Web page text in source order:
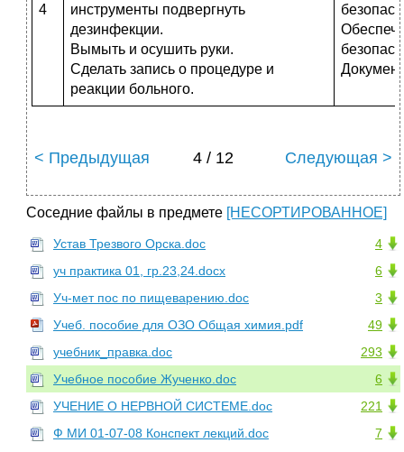
4
инструменты подвергнуть
дезинфекции.
Вымыть и осушить руки.
Сделать запись о процедуре и
реакции больного.
< Предыдущая 4 / 12 Следующая >
Соседние файлы в предмете [НЕСОРТИРОВАННОЕ]
4
Устав Трезвого Орска.doc
6
уч практика 01, гр.23,24.docx
3
Уч-мет пос по пищеварению.doc
49
Учеб. пособие для ОЗО Общая химия.pdf
293
учебник_правка.doc
6
Учебное пособие Жученко.doc
221
УЧЕНИЕ О НЕРВНОЙ СИСТЕМЕ.doc
7
Ф МИ 01-07-08 Конспект лекций.doc